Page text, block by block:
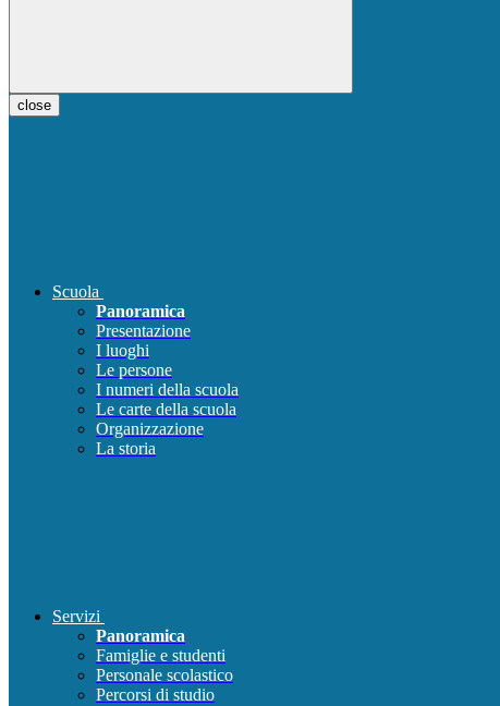
close
Scuola
Panoramica
Presentazione
I luoghi
Le persone
I numeri della scuola
Le carte della scuola
Organizzazione
La storia
Servizi
Panoramica
Famiglie e studenti
Personale scolastico
Percorsi di studio